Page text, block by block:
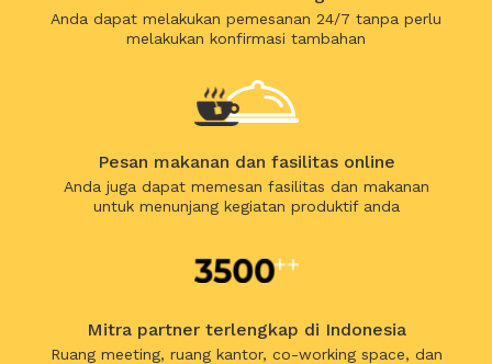
Anda dapat melakukan pemesanan 24/7 tanpa perlu
melakukan konfirmasi tambahan
Pesan makanan dan fasilitas online
Anda juga dapat memesan fasilitas dan makanan
untuk menunjang kegiatan produktif anda
Mitra partner terlengkap di Indonesia
Ruang meeting, ruang kantor, co-working space, dan